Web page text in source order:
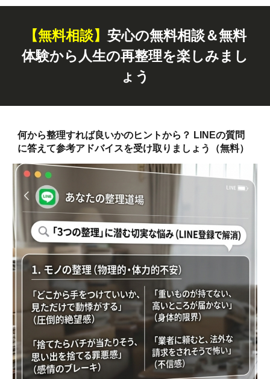
【無料相談】 安心の無料相談＆無料
体験から人生の再整理を楽しみまし
ょう
何から整理すれば良いかのヒントから？ LINEの質問
に答えて参考アドバイスを受け取りましょう（無料）